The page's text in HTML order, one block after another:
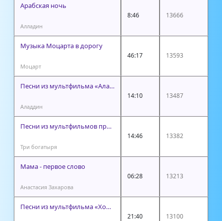
Арабская ночь
Алладин
8:46 13666
Музыка Моцарта в дорогу
Моцарт
46:17 13593
Песни из мультфильма «Аладдин»
Аладдин
14:10 13487
Песни из мультфильмов про Трех богатырей
Три богатыря
14:46 13382
Мама - первое слово
Анастасия Захарова
06:28 13213
Песни из мультфильма «Холодное сердце 2»
21:40 13100